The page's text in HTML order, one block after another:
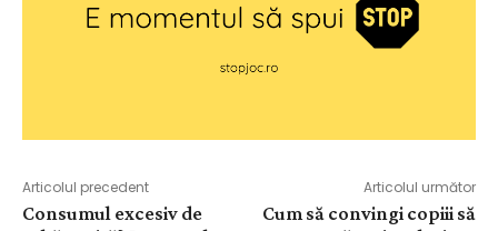
Articolul precedent
Consumul excesiv de
Articolul următor
Cum să convingi copiii să